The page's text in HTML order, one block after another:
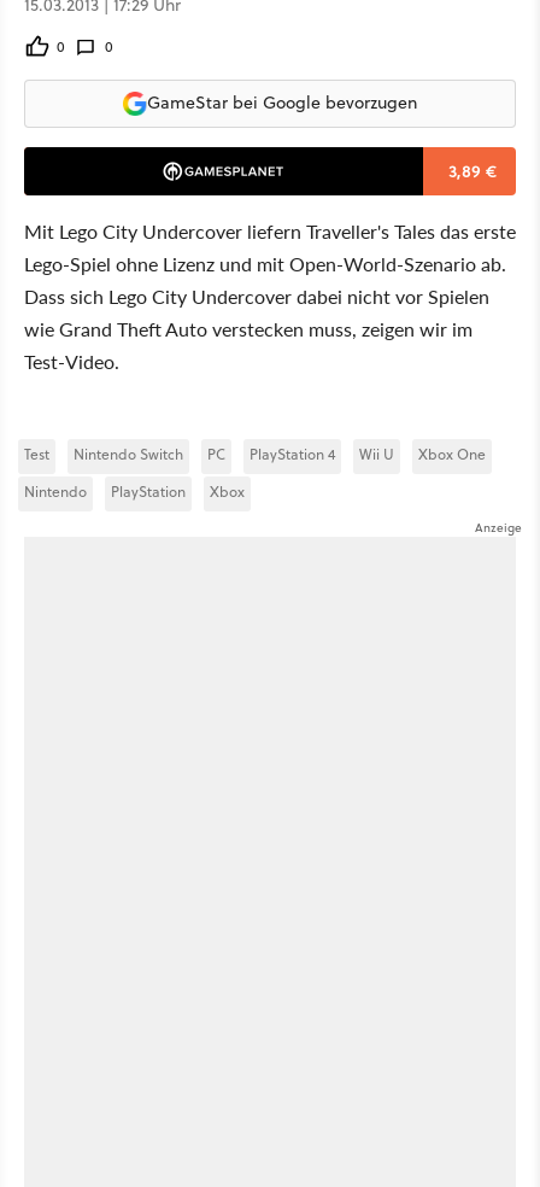
0 0
GameStar bei Google bevorzugen
3,89 €
Mit Lego City Undercover liefern Traveller's Tales das erste
Lego-Spiel ohne Lizenz und mit Open-World-Szenario ab.
Dass sich Lego City Undercover dabei nicht vor Spielen
wie Grand Theft Auto verstecken muss, zeigen wir im
Test-Video.
Test Nintendo Switch PC PlayStation 4 Wii U
Xbox One
Nintendo
PlayStation Xbox